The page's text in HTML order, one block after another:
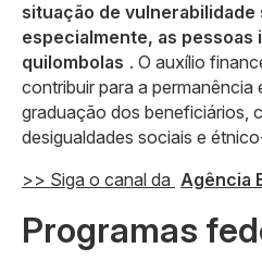
situação de
especialmente, as pessoas
quilombolas . O auxílio
contribuir para a permanência
graduação dos beneficiários,
desigualdades sociais e
>> Siga o canal da Agência
Programas